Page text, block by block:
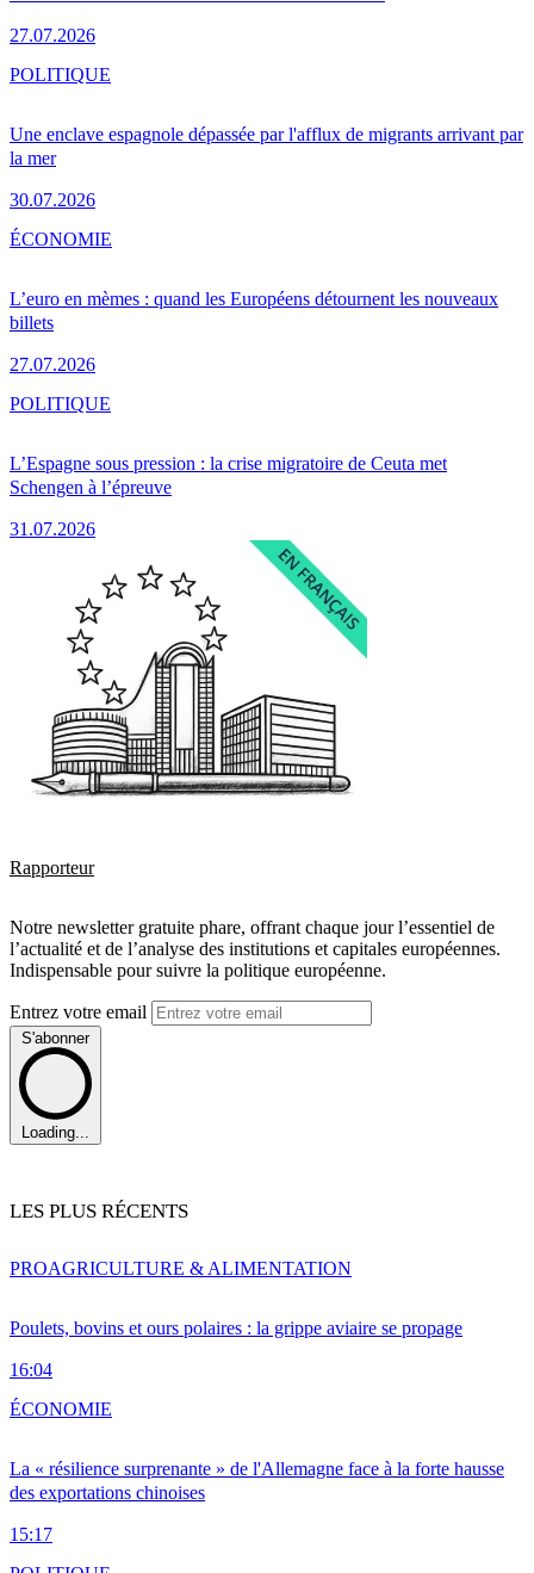
27.07.2026
Une enclave espagnole dépassée par l'afflux de migrants arrivant par
la mer
30.07.2026
POLITIQUE
L’euro en mèmes : quand les Européens détournent les nouveaux
billets
27.07.2026
ÉCONOMIE
L’Espagne sous pression : la crise migratoire de Ceuta met
Schengen à l’épreuve
31.07.2026
POLITIQUE
Rapporteur
Notre newsletter gratuite phare, offrant chaque jour l’essentiel de
l’actualité et de l’analyse des institutions et capitales européennes.
Indispensable pour suivre la politique européenne.
Entrez votre email
S'abonner
Loading...
LES PLUS RÉCENTS
Poulets, bovins et ours polaires : la grippe aviaire se propage
16:04
PROAGRICULTURE & ALIMENTATION
La « résilience surprenante » de l'Allemagne face à la forte hausse
des exportations chinoises
15:17
ÉCONOMIE